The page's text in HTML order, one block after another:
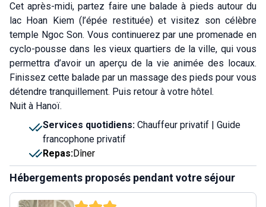
Cet après-midi, partez faire une balade à pieds autour du
lac Hoan Kiem (l’épée restituée) et visitez son célèbre
temple Ngoc Son. Vous continuerez par une promenade en
cyclo-pousse dans les vieux quartiers de la ville, qui vous
permettra d’avoir un aperçu de la vie animée des locaux.
Finissez cette balade par un massage des pieds pour vous
détendre tranquillement. Puis retour à votre hôtel.
Nuit à Hanoï.
Services quotidiens: Chauffeur privatif | Guide
francophone privatif
Repas:Dîner
Hébergements proposés pendant votre séjour